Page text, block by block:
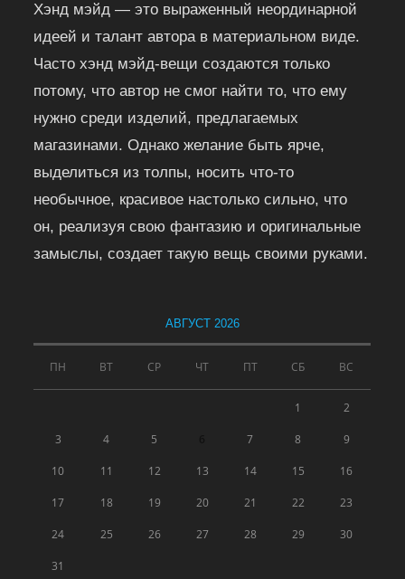
Хэнд мэйд — это выраженный неординарной
идеей и талант автора в материальном виде.
Часто хэнд мэйд-вещи создаются только
потому, что автор не смог найти то, что ему
нужно среди изделий, предлагаемых
магазинами. Однако желание быть ярче,
выделиться из толпы, носить что-то
необычное, красивое настолько сильно, что
он, реализуя свою фантазию и оригинальные
замыслы, создает такую вещь своими руками.
АВГУСТ 2026
ПН ВТ СР ЧТ ПТ СБ ВС
1 2
3 4 5 7 8 9
10 11 12 13 14 15 16
17 18 19 20 21 22 23
24 25 26 27 28 29 30
31